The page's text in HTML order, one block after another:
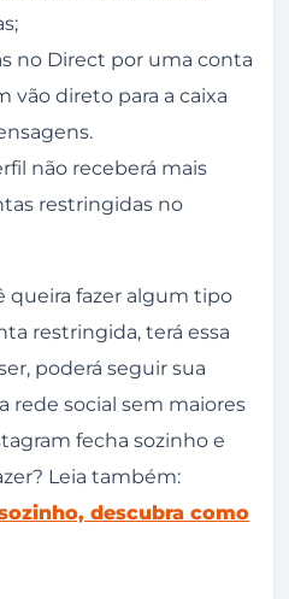
no Direct por uma conta
vão direto para a caixa
não receberá mais
restringidas no
queira fazer algum tipo
restringida, terá essa
poderá seguir sua
rede social sem maiores
fecha sozinho e
Leia também:
descubra como